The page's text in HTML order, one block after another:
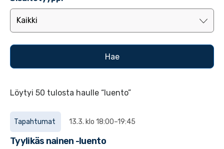
Löytyi 50 tulosta haulle “luento”
Tapahtumat 13.3. klo 18:00–19:45
Tyylikäs nainen -luento